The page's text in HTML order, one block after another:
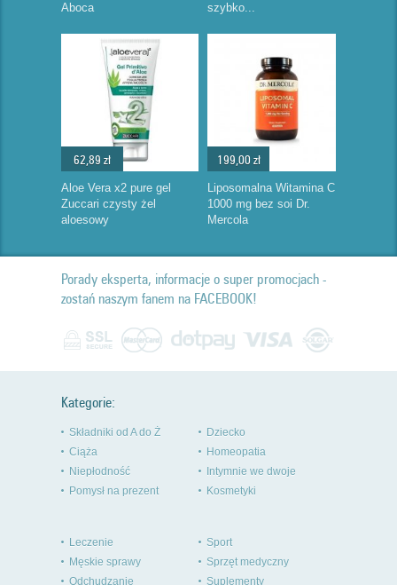
Aboca
szybko...
62,89 zł
Aloe Vera x2 pure gel
Zuccari czysty żel
aloesowy
199,00 zł
Liposomalna Witamina C
1000 mg bez soi Dr.
Mercola
Porady eksperta, informacje o super promocjach -
zostań naszym fanem na FACEBOOK!
Kategorie:
Składniki od A do Ż
Ciąża
Niepłodność
Pomysł na prezent
Dziecko
Homeopatia
Intymnie we dwoje
Kosmetyki
Leczenie
Męskie sprawy
Odchudzanie
Sport
Sprzęt medyczny
Suplementy